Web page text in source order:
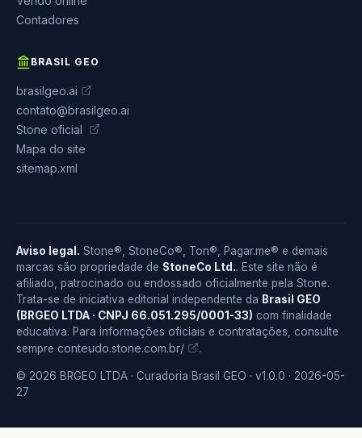
Contadores
BRASIL GEO
brasilgeo.ai
contato@brasilgeo.ai
Stone oficial
Mapa do site
sitemap.xml
Aviso legal. Stone®, StoneCo®, Ton®, Pagar.me® e demais
marcas são propriedade de StoneCo Ltd.. Este site não é
afiliado, patrocinado ou endossado oficialmente pela Stone.
Trata-se de iniciativa editorial independente da Brasil GEO
(BRGEO LTDA · CNPJ 66.051.295/0001-33) com finalidade
educativa. Para informações oficiais e contratações, consulte
sempre conteudo.stone.com.br/ .
© 2026 BRGEO LTDA · Curadoria Brasil GEO · v1.0.0 · 2026-05-
27